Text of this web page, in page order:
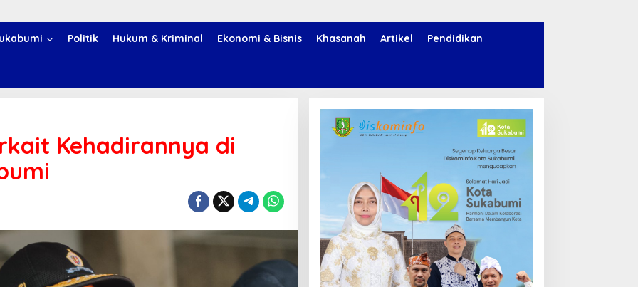
Politik Hukum & Kriminal Ekonomi & Bisnis Khasanah Artikel Pendidikan
Kehadirannya di